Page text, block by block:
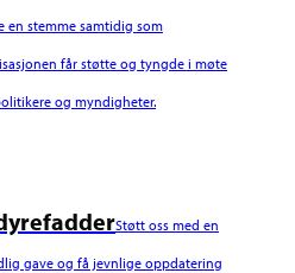
en stemme samtidig som
får støtte og tyngde i møte
og myndigheter.
Støtt oss med en
gave og få jevnlige oppdatering